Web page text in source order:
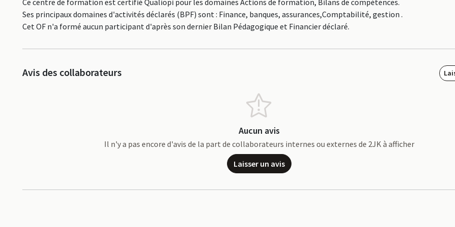
Ce centre de formation est certifié Qualiopi pour les domaines Actions de formation, Bilans de compétences.
Ses principaux domaines d'activités déclarés (BPF) sont : Finance, banques, assurances,Comptabilité, gestion .
Cet OF n'a formé aucun participant d'après son dernier Bilan Pédagogique et Financier déclaré.
Avis des collaborateurs
Aucun avis
Il n'y a pas encore d'avis de la part de collaborateurs internes ou externes de 2JK à afficher
Laisser un avis